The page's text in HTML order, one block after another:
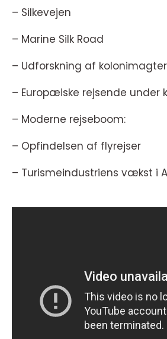
– Silkevejen
– Marine Silk Road
– Udforskning af
– Europæiske rejsende under
– Moderne rejseboom:
– Opfindelsen af flyrejser
– Turismeindustriens vækst i